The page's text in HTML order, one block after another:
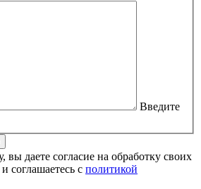
Введите
даете согласие на обработку своих
соглашаетесь с политикой